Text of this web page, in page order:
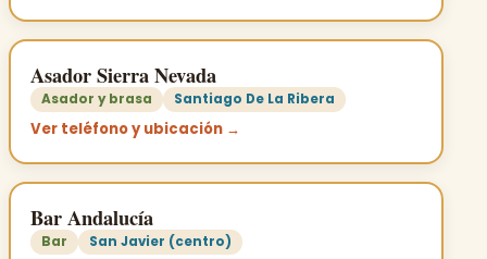
Asador Sierra Nevada
Asador y brasa Santiago De La Ribera
Ver teléfono y ubicación →
Bar Andalucía
Bar San Javier (centro)